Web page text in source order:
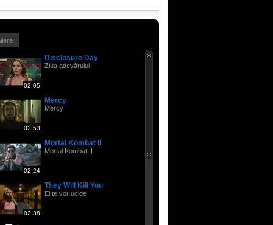
02:05
Disclosure Day
Ziua adevărului
02:53
Mercy
Mercy
02:24
Mortal Kombat II
Mortal Kombat II
02:38
They Will Kill You
Ei te vor ucide